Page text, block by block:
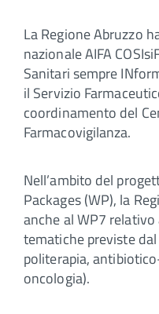
La Regione Abruzzo
nazionale AIFA
Sanitari sempre
il Servizio
coordinamento del
Farmacovigilanza.
Nell’ambito del
Packages (WP), la
anche al WP7
tematiche previste
politerapia,
oncologia).